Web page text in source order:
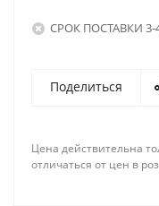
СРОК ПОСТАВКИ
Поделиться
Цена действительна
отличаться от цен в